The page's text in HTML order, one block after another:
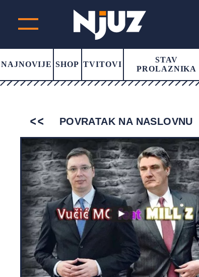
NAJNOVIJE SHOP TVITOVI
STAV
PROLAZNIKA
POVRATAK NA NASLOVNU